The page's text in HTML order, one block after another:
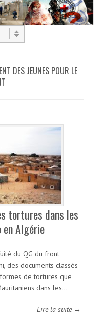
DES JEUNES POUR LE
tortures dans les
Algérie
du QG du front
des documents classés
de tortures que
dans les…
Lire la suite →